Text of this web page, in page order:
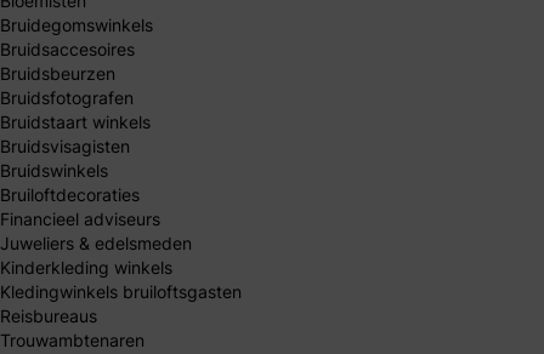
Bruidegomswinkels
Bruidsaccesoires
Bruidsbeurzen
Bruidsfotografen
Bruidstaart winkels
Bruidsvisagisten
Bruidswinkels
Bruiloftdecoraties
Financieel adviseurs
Juweliers & edelsmeden
Kinderkleding winkels
Kledingwinkels bruiloftsgasten
Reisbureaus
Trouwambtenaren